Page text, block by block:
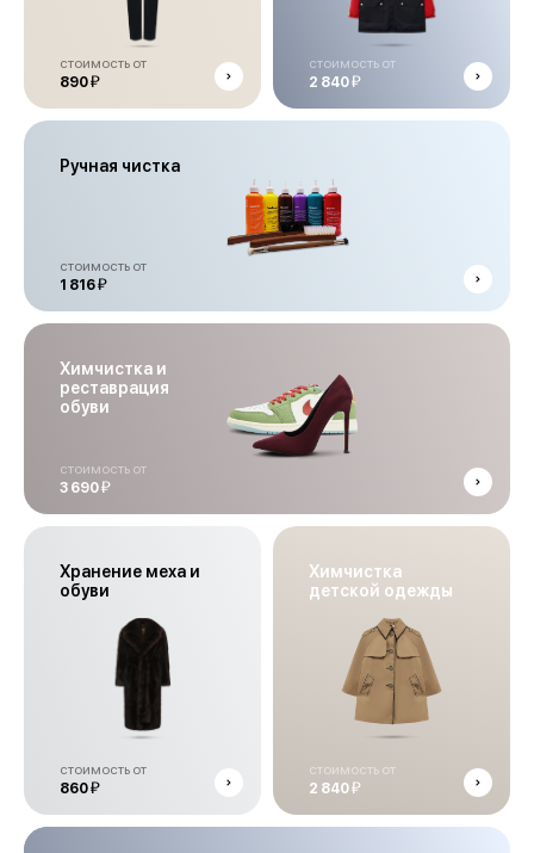
стоимость от
890й
стоимость от
2 840й
Ручная чистка
стоимость от
1 816й
Химчистка и
реставрация
обуви
стоимость от
3 690й
Хранение меха и
обуви
стоимость от
860й
Химчистка
детской одежды
стоимость от
2 840й